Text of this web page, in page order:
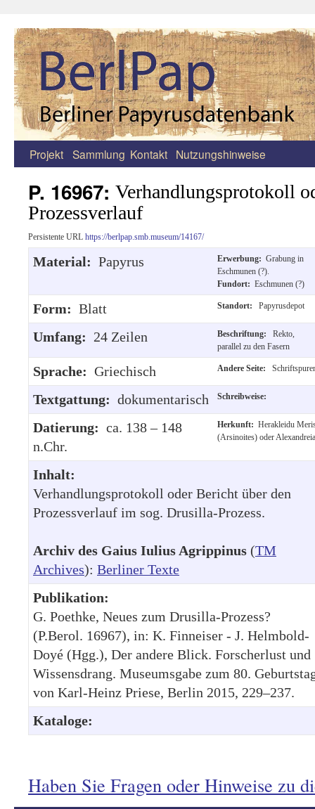
Zum
springen
Projekt Sammlung Kontakt Nutzungshinweise
P. 16967: Verhandlungsprotokoll
Prozessverlauf
Persistente URL https://berlpap.smb.museum/14167/
Material: Papyrus Erwerbung: Grabung in
Eschmunen (?).
Fundort: Eschmunen (?)
Form: Blatt Standort: Papyrusdepot
Umfang: 24 Zeilen Beschriftung:
Rekto,
parallel zu den Fasern
Sprache: Griechisch Andere Seite:
Textgattung: dokumentarisch Schreibweise:
Datierung: ca. 138 – 148
n.Chr.
Herkunft: Herakleidu
(Arsinoites) oder Alexandreia
Inhalt:
Verhandlungsprotokoll oder Bericht über den
Prozessverlauf im sog. Drusilla-Prozess.
Archiv des Gaius Iulius Agrippinus (TM
Archives): Berliner Texte
Publikation:
G. Poethke, Neues zum Drusilla-Prozess?
(P.Berol. 16967), in: K. Finneiser - J. Helmbold-
Doyé (Hgg.), Der andere Blick. Forscherlust und
Wissensdrang. Museumsgabe zum 80.
von Karl-Heinz Priese, Berlin 2015, 229–237.
Kataloge:
Haben Sie Fragen oder Hinweise zu